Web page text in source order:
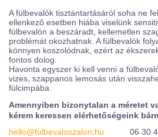
A fülbevalók tisztántartásáról soha ne
ellenkező esetben hiába viselünk
fülbevalón a beszáradt, kellemetlen
problémát okozhatnak. A fülbevalók
könnyen koszolódnak, ezért az
fontos dolog.
Havonta egyszer ki kell venni a
vizes, szappanos lemosás után
fülcimpába.
Amennyiben bizonytalan a méretet
kérem keressen elérhetőségeink
hello@fulbevaloszalon.hu
06 30